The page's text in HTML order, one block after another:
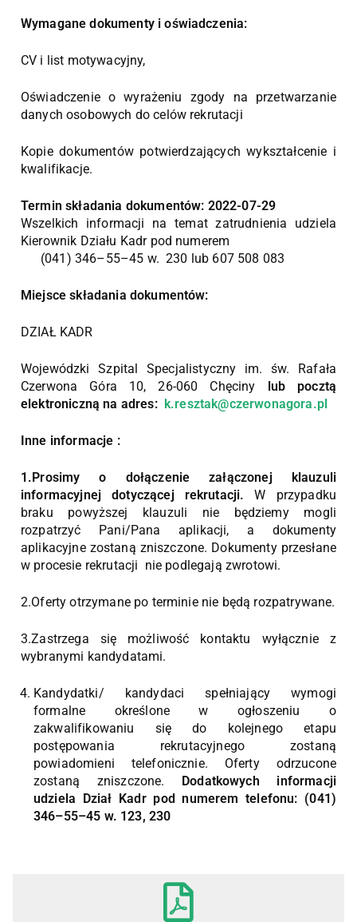
Wymagane dokumenty i oświadczenia:
CV i list motywacyjny,
Oświadczenie o wyrażeniu zgody na przetwarzanie
danych osobowych do celów rekrutacji
Kopie dokumentów potwierdzających wykształcenie i
kwalifikacje.
Termin składania dokumentów: 2022-07-29
Wszelkich informacji na temat zatrudnienia udziela
Kierownik Działu Kadr pod numerem
(041) 346–55–45 w. 230 lub 607 508 083
Miejsce składania dokumentów:
DZIAŁ KADR
Wojewódzki Szpital Specjalistyczny im. św. Rafała
Czerwona Góra 10, 26-060 Chęciny lub pocztą
elektroniczną na adres: k.resztak@czerwonagora.pl
Inne informacje :
1.Prosimy o dołączenie załączonej klauzuli
informacyjnej dotyczącej rekrutacji.W przypadku
braku powyższej klauzuli nie będziemy mogli
rozpatrzyć Pani/Pana aplikacji, a dokumenty
aplikacyjne zostaną zniszczone. Dokumenty przesłane
w procesie rekrutacji nie podlegają zwrotowi.
2.Oferty otrzymane po terminie nie będą rozpatrywane.
3.Zastrzega się możliwość kontaktu wyłącznie z
wybranymi kandydatami.
Kandydatki/ kandydaci spełniający wymogi
formalne określone w ogłoszeniu o
zakwalifikowaniu się do kolejnego etapu
postępowania rekrutacyjnego zostaną
powiadomieni telefonicznie. Oferty odrzucone
zostaną zniszczone.
Dodatkowych informacji
udziela Dział Kadr pod numerem telefonu: (041)
346–55–45 w. 123, 230